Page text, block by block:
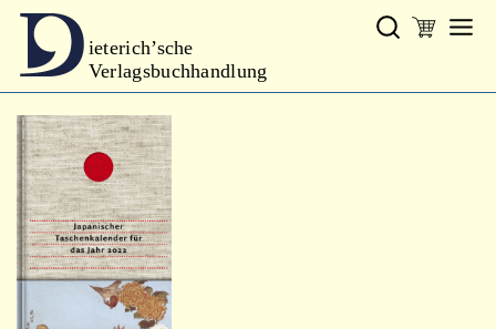
ieterich’sche
Verlagsbuchhandlung
Handbibliothek Dieterich